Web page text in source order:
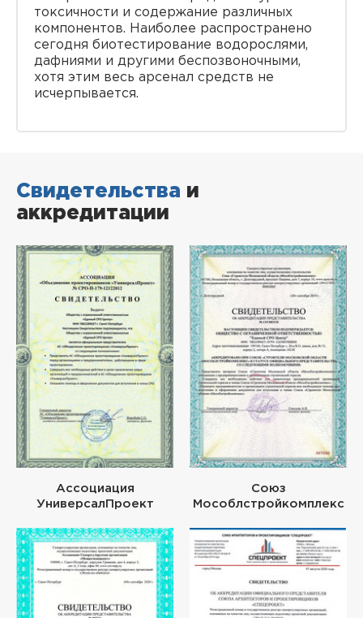
токсичности и содержание различных
компонентов. Наиболее распространено
сегодня биотестирование водорослями,
дафниями и другими беспозвоночными,
хотя этим весь арсенал средств не
исчерпывается.
Свидетельства и
аккредитации
Ассоциация
УниверсалПроект
Союз
Мособлстройкомплекс